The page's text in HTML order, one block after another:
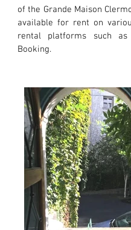
of the Grande Maison
available for rent on
rental platforms such
Booking.